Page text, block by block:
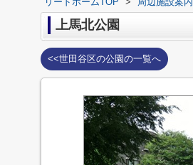
上馬北公園
<<世田谷区の公園の一覧へ